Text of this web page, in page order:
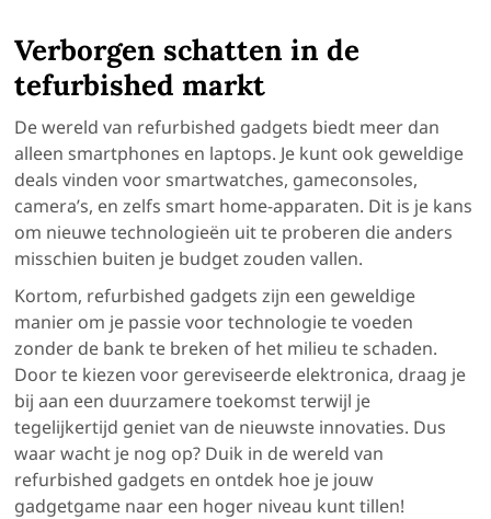
Verborgen schatten in de
tefurbishedmarkt
De wereld van refurbished gadgets biedt meer dan
alleen smartphones en laptops. Je kunt ook geweldige
deals vinden voor smartwatches, gameconsoles,
camera’s, en zelfs smart home-apparaten. Dit is je kans
om nieuwe technologieën uit te proberen die anders
misschien buiten je budget zouden vallen.
Kortom, refurbished gadgets zijn een geweldige
manier om je passie voor technologie te voeden
zonder de bank te breken of het milieu te schaden.
Door te kiezen voor gereviseerde elektronica, draag je
bij aan een duurzamere toekomst terwijl je
tegelijkertijd geniet van de nieuwste innovaties. Dus
waar wacht je nog op? Duik in de wereld van
refurbished gadgets en ontdek hoe je jouw
gadgetgame naar een hoger niveau kunt tillen!